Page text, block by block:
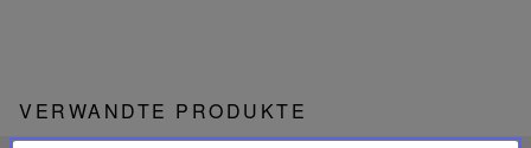
VERWANDTE PRODUKTE